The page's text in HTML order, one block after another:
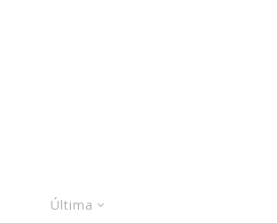
Última